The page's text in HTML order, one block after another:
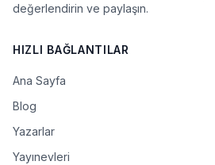
değerlendirin ve paylaşın.
HIZLI BAĞLANTILAR
Ana Sayfa
Blog
Yazarlar
Yayınevleri